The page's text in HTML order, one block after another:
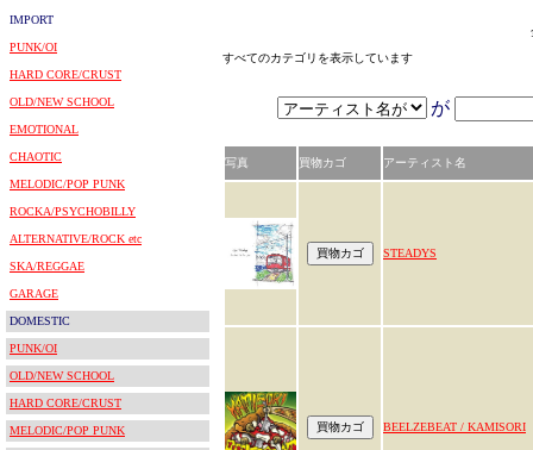
IMPORT
PUNK/OI
HARD CORE/CRUST
OLD/NEW SCHOOL
EMOTIONAL
CHAOTIC
MELODIC/POP PUNK
ROCKA/PSYCHOBILLY
ALTERNATIVE/ROCK etc
SKA/REGGAE
GARAGE
DOMESTIC
PUNK/OI
OLD/NEW SCHOOL
HARD CORE/CRUST
MELODIC/POP PUNK
すべてのカテゴリを表示しています
が
写真 買物カゴ アーティスト名
STEADYS
BEELZEBEAT / KAMISORI